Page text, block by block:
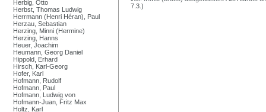
Herbig, Otto
Herbst, Thomas Ludwig
Herrmann (Henri Héran), Paul
Herzau, Sebastian
Herzing, Minni (Hermine)
Herzing, Hanns
Heuer, Joachim
Heumann, Georg Daniel
Hippold, Erhard
Hirsch, Karl-Georg
Hofer, Karl
Hofmann, Rudolf
Hofmann, Paul
Hofmann, Ludwig von
Hofmann-Juan, Fritz Max
Holtz, Karl
7.3.)